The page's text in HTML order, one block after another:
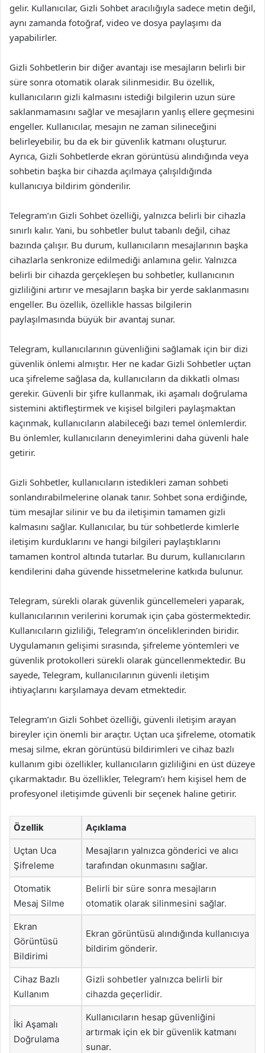
gelir. Kullanıcılar, Gizli Sohbet aracılığıyla sadece metin değil,
aynı zamanda fotoğraf, video ve dosya paylaşımı da
yapabilirler.
Gizli Sohbetlerin bir diğer avantajı ise mesajların belirli bir
süre sonra otomatik olarak silinmesidir. Bu özellik,
kullanıcıların gizli kalmasını istediği bilgilerin uzun süre
saklanmamasını sağlar ve mesajların yanlış ellere geçmesini
engeller. Kullanıcılar, mesajın ne zaman silineceğini
belirleyebilir, bu da ek bir güvenlik katmanı oluşturur.
Ayrıca, Gizli Sohbetlerde ekran görüntüsü alındığında veya
sohbetin başka bir cihazda açılmaya çalışıldığında
kullanıcıya bildirim gönderilir.
Telegram’ın Gizli Sohbet özelliği, yalnızca belirli bir cihazla
sınırlı kalır. Yani, bu sohbetler bulut tabanlı değil, cihaz
bazında çalışır. Bu durum, kullanıcıların mesajlarının başka
cihazlarla senkronize edilmediği anlamına gelir. Yalnızca
belirli bir cihazda gerçekleşen bu sohbetler, kullanıcının
gizliliğini artırır ve mesajların başka bir yerde saklanmasını
engeller. Bu özellik, özellikle hassas bilgilerin
paylaşılmasında büyük bir avantaj sunar.
Telegram, kullanıcılarının güvenliğini sağlamak için bir dizi
güvenlik önlemi almıştır. Her ne kadar Gizli Sohbetler uçtan
uca şifreleme sağlasa da, kullanıcıların da dikkatli olması
gerekir. Güvenli bir şifre kullanmak, iki aşamalı doğrulama
sistemini aktifleştirmek ve kişisel bilgileri paylaşmaktan
kaçınmak, kullanıcıların alabileceği bazı temel önlemlerdir.
Bu önlemler, kullanıcıların deneyimlerini daha güvenli hale
getirir.
Gizli Sohbetler, kullanıcıların istedikleri zaman sohbeti
sonlandırabilmelerine olanak tanır. Sohbet sona erdiğinde,
tüm mesajlar silinir ve bu da iletişimin tamamen gizli
kalmasını sağlar. Kullanıcılar, bu tür sohbetlerde kimlerle
iletişim kurduklarını ve hangi bilgileri paylaştıklarını
tamamen kontrol altında tutarlar. Bu durum, kullanıcıların
kendilerini daha güvende hissetmelerine katkıda bulunur.
Telegram, sürekli olarak güvenlik güncellemeleri yaparak,
kullanıcılarının verilerini korumak için çaba göstermektedir.
Kullanıcıların gizliliği, Telegram’ın önceliklerinden biridir.
Uygulamanın gelişimi sırasında, şifreleme yöntemleri ve
güvenlik protokolleri sürekli olarak güncellenmektedir. Bu
sayede, Telegram, kullanıcılarının güvenli iletişim
ihtiyaçlarını karşılamaya devam etmektedir.
Telegram’ın Gizli Sohbet özelliği, güvenli iletişim arayan
bireyler için önemli bir araçtır. Uçtan uca şifreleme, otomatik
mesaj silme, ekran görüntüsü bildirimleri ve cihaz bazlı
kullanım gibi özellikler, kullanıcıların gizliliğini en üst düzeye
çıkarmaktadır. Bu özellikler, Telegram’ı hem kişisel hem de
profesyonel iletişimde güvenli bir seçenek haline getirir.
Özellik Açıklama
Uçtan Uca
Şifreleme
Mesajların yalnızca gönderici ve alıcı
tarafından okunmasını sağlar.
Otomatik
Mesaj Silme
Belirli bir süre sonra mesajların
otomatik olarak silinmesini sağlar.
Ekran
Görüntüsü
Bildirimi
Ekran görüntüsü alındığında kullanıcıya
bildirim gönderir.
Cihaz Bazlı
Kullanım
Gizli sohbetler yalnızca belirli bir
cihazda geçerlidir.
İki Aşamalı
Doğrulama
Kullanıcıların hesap güvenliğini
artırmak için ek bir güvenlik katmanı
sunar.